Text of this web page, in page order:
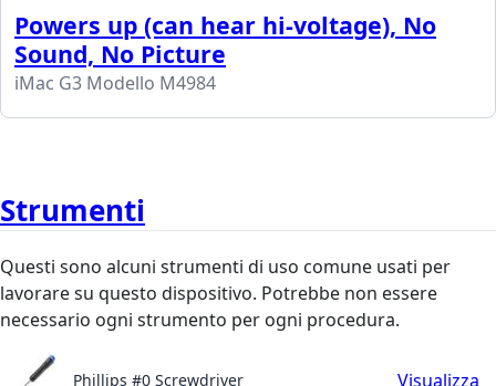
Powers up (can hear hi-voltage), No
Sound, No Picture
iMac G3 Modello M4984
Strumenti
Questi sono alcuni strumenti di uso comune usati per
lavorare su questo dispositivo. Potrebbe non essere
necessario ogni strumento per ogni procedura.
Phillips #0 Screwdriver Visualizza